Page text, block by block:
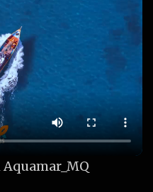
Aquamar_MQ